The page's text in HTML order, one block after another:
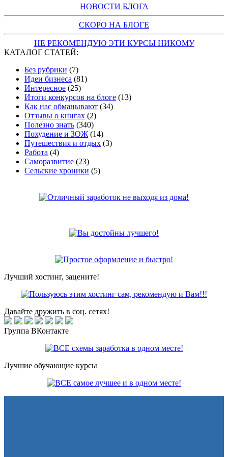
НОВОСТИ БЛОГА
СКОРО НА БЛОГЕ
НЕ РЕКОМЕНДУЮ ЭТИ КУРСЫ НИКОМУ
КАТАЛОГ СТАТЕЙ:
Без рубрики (7)
Идеи бизнеса (81)
Интересное (25)
Итоги конкурсов на блоге (13)
Как нас обманывают (34)
Отзывы о книгах (2)
Полезно знать (340)
Похудение и ЗОЖ (14)
Путешествия и отдых (3)
Работа (4)
Саморазвитие (23)
Сельские хроники (5)
Лучший хостинг, зацените!
Давайте дружить в соц. сетях!
Группа ВКонтакте
Лучшие обучающие курсы